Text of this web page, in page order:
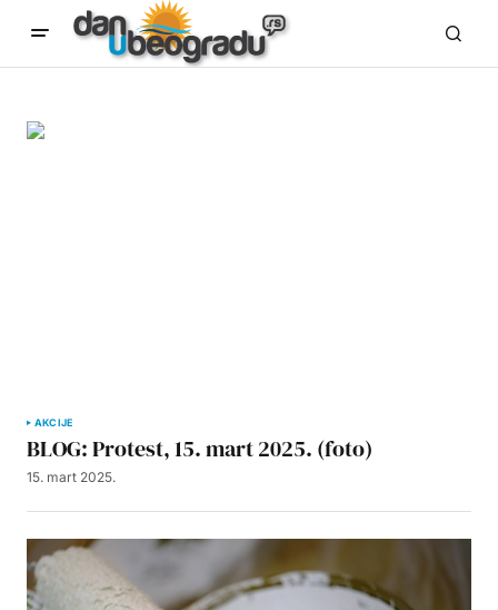
AKCIJE
BLOG: Protest, 15. mart 2025. (foto)
15. mart 2025.